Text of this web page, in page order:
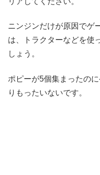
ニンジンだけが原因でゲ
は、トラクターなどを使
しょう。
ポピーが5個集まったの
りもったいないです。